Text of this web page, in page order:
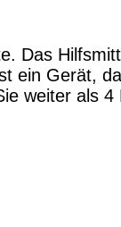
Das
ein Gerät,
weiter als